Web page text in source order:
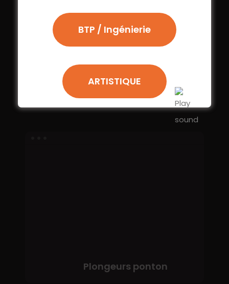
Rampe PMR Ponton
Plongeurs ponton
BTP / Ingénierie
ARTISTIQUE